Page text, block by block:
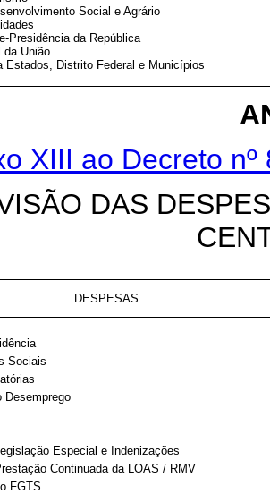
Social e Agrário
Presidência da República
da União
Estados, Distrito Federal e Municípios
XIII ao Decreto
DAS
DESPESAS
Sociais
Desemprego
Especial e Indenizações
Continuada da LOAS / RMV
FGTS